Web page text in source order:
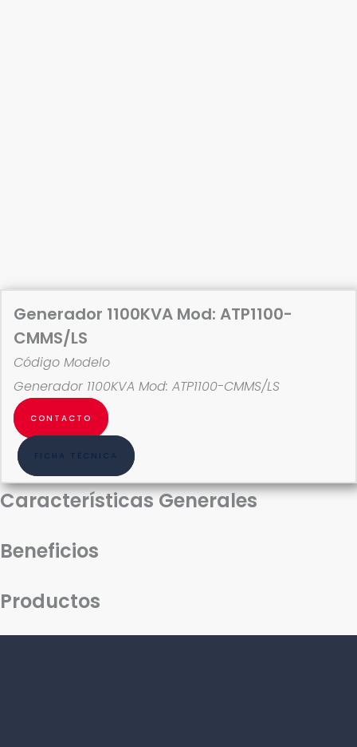
Generador 1100KVA Mod: ATP1100-
CMMS/LS
Código Modelo
Generador 1100KVA Mod: ATP1100-CMMS/LS
CONTACTO
FICHA TÉCNICA
Características Generales
Beneficios
Productos